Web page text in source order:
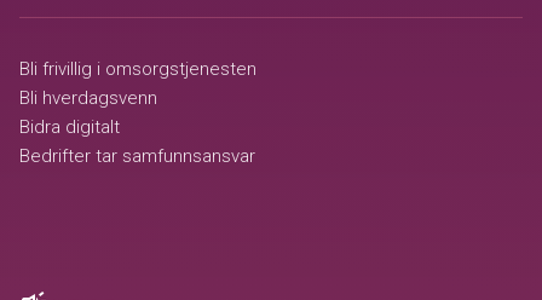
Bli frivillig i omsorgstjenesten
Bli hverdagsvenn
Bidra digitalt
Bedrifter tar samfunnsansvar